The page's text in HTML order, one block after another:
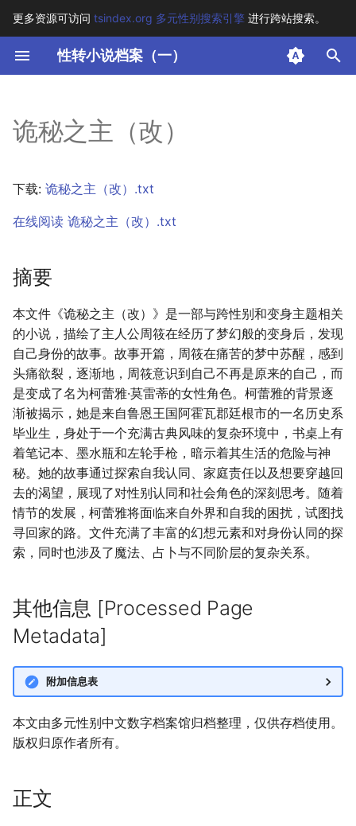
更多资源可访问 tsindex.org 多元性别搜索引擎 进行跨站搜索。
性转小说档案（一）
键
开
搜
索
其他信息 [Processed Page
诡秘之主（改）
下载: 诡秘之主（改）.txt
在线阅读 诡秘之主（改）.txt
摘要
本文件《诡秘之主（改）》是一部与跨性别和变身主题相关
的小说，描绘了主人公周筱在经历了梦幻般的变身后，发现
自己身份的故事。故事开篇，周筱在痛苦的梦中苏醒，感到
头痛欲裂，逐渐地，周筱意识到自己不再是原来的自己，而
是变成了名为柯蕾雅·莫雷蒂的女性角色。柯蕾雅的背景逐
渐被揭示，她是来自鲁恩王国阿霍瓦郡廷根市的一名历史系
毕业生，身处于一个充满古典风味的复杂环境中，书桌上有
着笔记本、墨水瓶和左轮手枪，暗示着其生活的危险与神
秘。她的故事通过探索自我认同、家庭责任以及想要穿越回
去的渴望，展现了对性别认同和社会角色的深刻思考。随着
情节的发展，柯蕾雅将面临来自外界和自我的困扰，试图找
寻回家的路。文件充满了丰富的幻想元素和对身份认同的探
索，同时也涉及了魔法、占卜与不同阶层的复杂关系。
其他信息 [Processed Page
Metadata]
附加信息表
本文由多元性别中文数字档案馆归档整理，仅供存档使用。
版权归原作者所有。
正文